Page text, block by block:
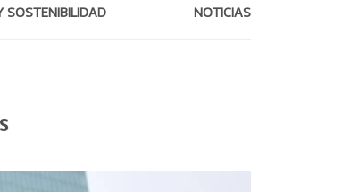
SOSTENIBILIDAD NOTICIAS